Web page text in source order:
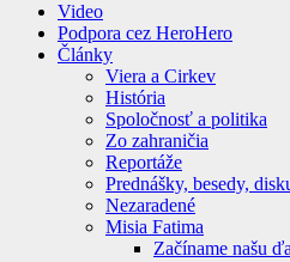
Video
Podpora cez HeroHero
Články
Viera a Cirkev
História
Spoločnosť a politika
Zo zahraničia
Reportáže
Prednášky, besedy,
Nezaradené
Misia Fatima
Začíname našu